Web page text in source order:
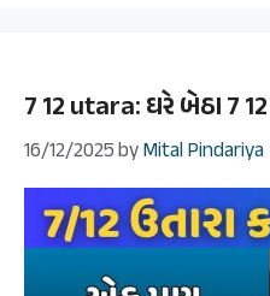
7 12 utara: ઘરે બેઠા 7 12
16/12/2025byMital Pindariya